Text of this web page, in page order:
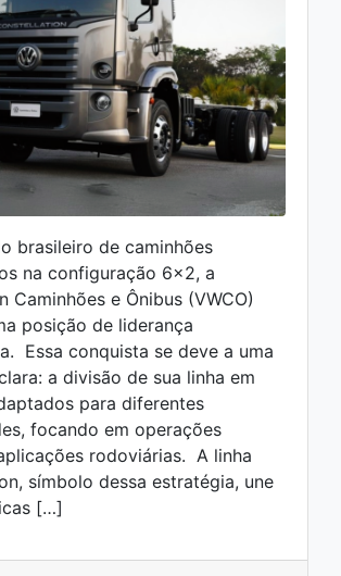
brasileiro de caminhões
na configuração 6×2, a
Caminhões e Ônibus (VWCO)
posição de liderança
Essa conquista se deve a uma
a divisão de sua linha em
para diferentes
focando em operações
rodoviárias. A linha
símbolo dessa estratégia, une
[…]